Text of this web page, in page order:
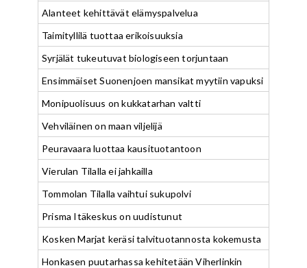
Alanteet kehittävät elämyspalvelua
Taimityllilä tuottaa erikoisuuksia
Syrjälät tukeutuvat biologiseen torjuntaan
Ensimmäiset Suonenjoen mansikat myytiin vapuksi
Monipuolisuus on kukkatarhan valtti
Vehviläinen on maan viljelijä
Peuravaara luottaa kausituotantoon
Vierulan Tilalla ei jahkailla
Tommolan Tilalla vaihtui sukupolvi
Prisma Itäkeskus on uudistunut
Kosken Marjat keräsi talvituotannosta kokemusta
Honkasen puutarhassa kehitetään Viherlinkin